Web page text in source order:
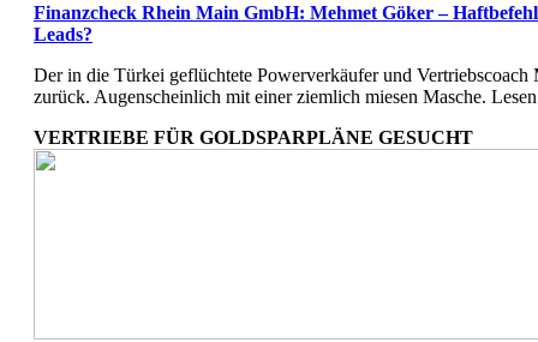
Finanzcheck Rhein Main GmbH: Mehmet Göker –
Leads?
Der in die Türkei geflüchtete Powerverkäufer und Vertriebscoach
zurück. Augenscheinlich mit einer ziemlich miesen Masche.
VERTRIEBE FÜR GOLDSPARPLÄNE GESUCHT